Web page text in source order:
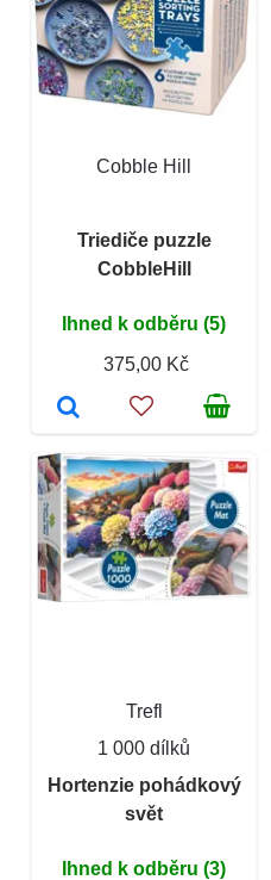
Cobble Hill
Triediče puzzle
CobbleHill
Ihned k odběru (5)
375,00 Kč
Trefl
1 000 dílků
Hortenzie pohádkový
svět
Ihned k odběru (3)